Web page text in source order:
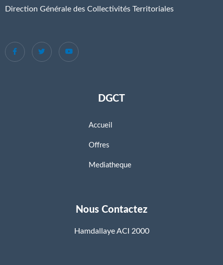
Direction Générale des Collectivités Territoriales
DGCT
Accueil
Offres
Mediatheque
Nous Contactez
Hamdallaye ACI 2000